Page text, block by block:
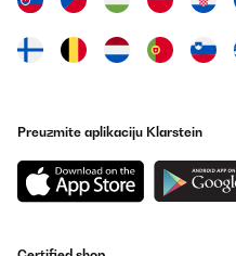
Preuzmite aplikaciju Klarstein